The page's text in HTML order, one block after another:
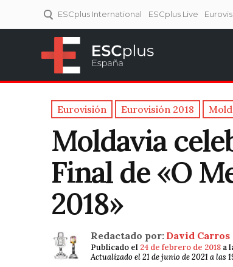
ESCplus International ESCplus Live
Eurovisión Eurovisión 2018
Moldavia
Final de «O
2018»
Redactado por: David Carros
Publicado el 24 de febrero de 2018 a
Actualizado el 21 de junio de 2021 a las